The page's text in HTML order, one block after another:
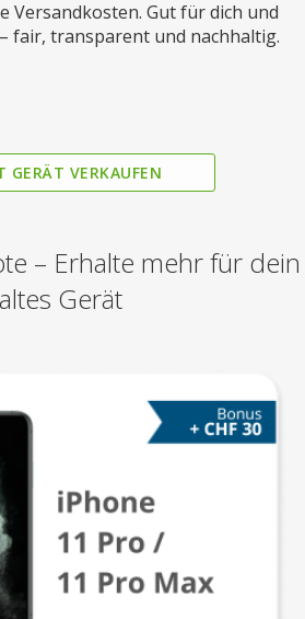
Versandkosten. Gut für dich und
fair, transparent und nachhaltig.
GERÄT VERKAUFEN
– Erhalte mehr für dein
altes Gerät